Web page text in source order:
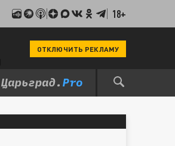
18+
ОТКЛЮЧИТЬ РЕКЛАМУ